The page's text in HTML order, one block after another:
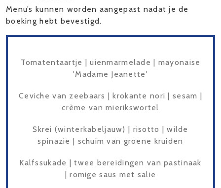
Menu’s kunnen worden aangepast nadat je de
boeking hebt bevestigd.
Tomatentaartje | uienmarmelade | mayonaise
'Madame Jeanette'
Ceviche van zeebaars | krokante nori | sesam |
crème van mierikswortel
Skrei (winterkabeljauw) | risotto | wilde
spinazie | schuim van groene kruiden
Kalfssukade | twee bereidingen van pastinaak
| romige saus met salie